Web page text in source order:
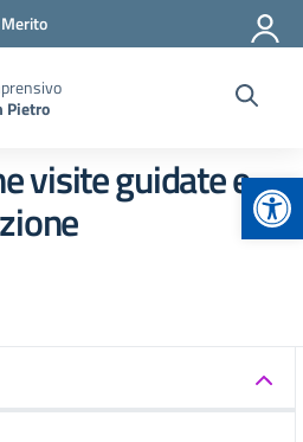
Pietro
visite guidate e